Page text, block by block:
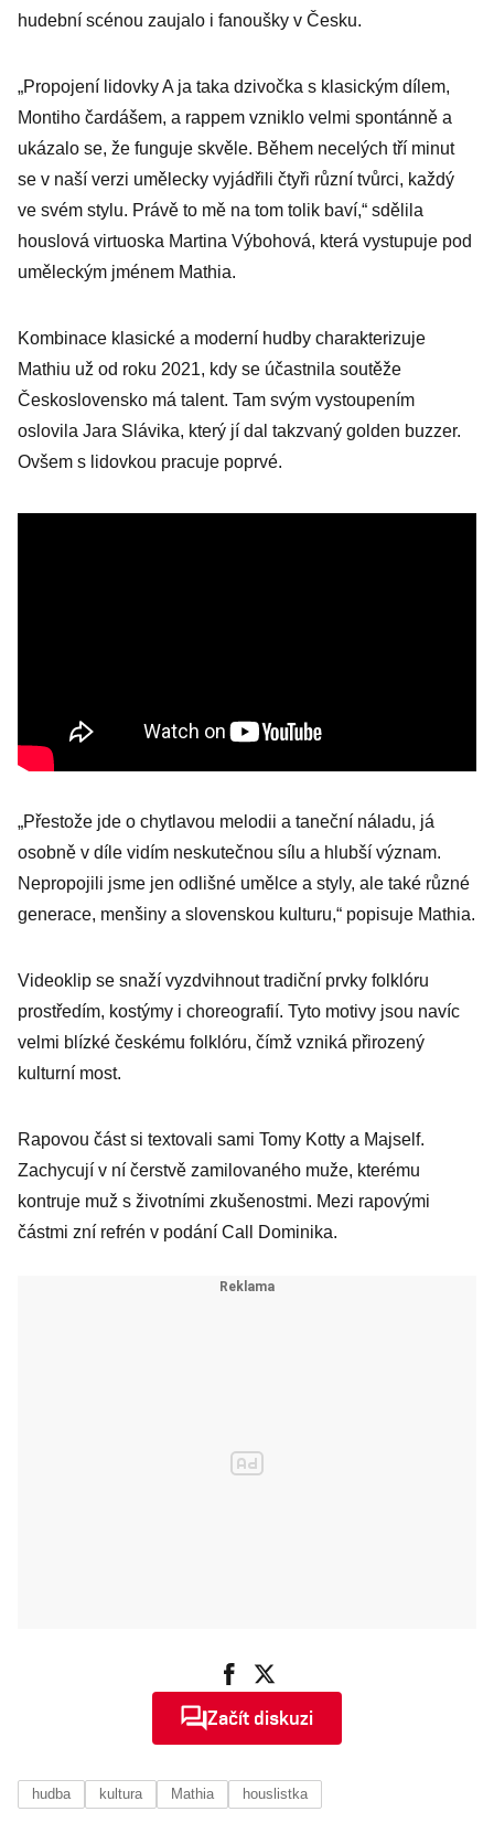
hudební scénou zaujalo i fanoušky v Česku.
„Propojení lidovky A ja taka dzivočka s klasickým dílem,
Montiho čardášem, a rappem vzniklo velmi spontánně a
ukázalo se, že funguje skvěle. Během necelých tří minut
se v naší verzi umělecky vyjádřili čtyři různí tvůrci, každý
ve svém stylu. Právě to mě na tom tolik baví,“ sdělila
houslová virtuoska Martina Výbohová, která vystupuje pod
uměleckým jménem Mathia.
Kombinace klasické a moderní hudby charakterizuje
Mathiu už od roku 2021, kdy se účastnila soutěže
Československo má talent. Tam svým vystoupením
oslovila Jara Slávika, který jí dal takzvaný golden buzzer.
Ovšem s lidovkou pracuje poprvé.
„Přestože jde o chytlavou melodii a taneční náladu, já
osobně v díle vidím neskutečnou sílu a hlubší význam.
Nepropojili jsme jen odlišné umělce a styly, ale také různé
generace, menšiny a slovenskou kulturu,“ popisuje Mathia.
Videoklip se snaží vyzdvihnout tradiční prvky folklóru
prostředím, kostýmy i choreografií. Tyto motivy jsou navíc
velmi blízké českému folklóru, čímž vzniká přirozený
kulturní most.
Rapovou část si textovali sami Tomy Kotty a Majself.
Zachycují v ní čerstvě zamilovaného muže, kterému
kontruje muž s životními zkušenostmi. Mezi rapovými
částmi zní refrén v podání Call Dominika.
Začít diskuzi
hudba kultura Mathia houslistka